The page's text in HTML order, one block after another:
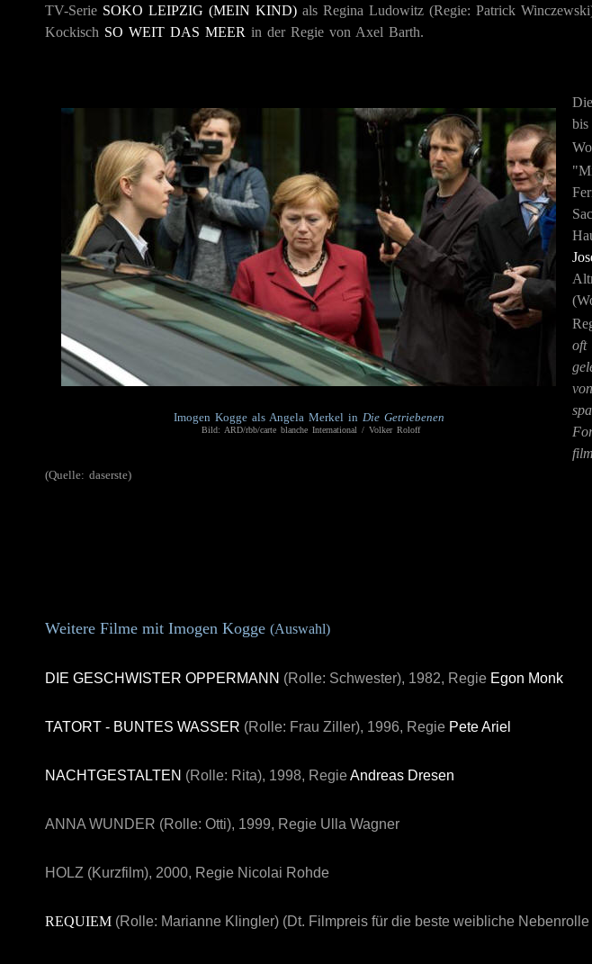
TV-Serie SOKO LEIPZIG (MEIN KIND) als Regina Ludowitz (Regie: Patrick
Kockisch SO WEIT DAS MEER in der Regie von Axel Barth.
Imogen Kogge als Angela Merkel in Die Getriebenen
Bild: ARD/rbb/carte blanche International / Volker Roloff
oft
(Quelle: daserste)
Weitere Filme mit Imogen Kogge (Auswahl)
DIE GESCHWISTER OPPERMANN (Rolle: Schwester), 1982, Regie Egon Monk
TATORT - BUNTES WASSER (Rolle: Frau Ziller), 1996, Regie Pete Ariel
NACHTGESTALTEN (Rolle: Rita), 1998, RegieAndreas Dresen
ANNA WUNDER (Rolle: Otti), 1999, Regie Ulla Wagner
HOLZ (Kurzfilm), 2000, Regie Nicolai Rohde
REQUIEM (Rolle: Marianne Klingler) (Dt. Filmpreis für die beste weibliche